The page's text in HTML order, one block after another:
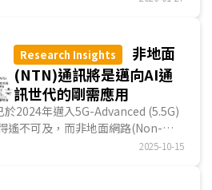
Research Insights
非地面
(NTN)通訊將是邁向AI通
訊世代的剛需應用
於2024年邁入5G-Advanced (5.5G)
遙不可及，而非地面網路(Non-
正被視為未來通訊生態中最...
2025-10-15